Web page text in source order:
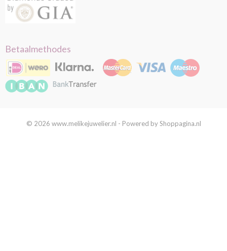
Betaalmethodes
© 2026 www.melikejuwelier.nl - Powered by Shoppagina.nl